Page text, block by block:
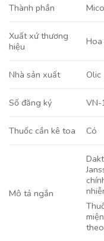
Thành phần
Xuất xứ thương
hiệu
Hoa
Nhà sản xuất Olic
Số đăng ký
Thuốc cần kê toa Có
Mô tả ngắn